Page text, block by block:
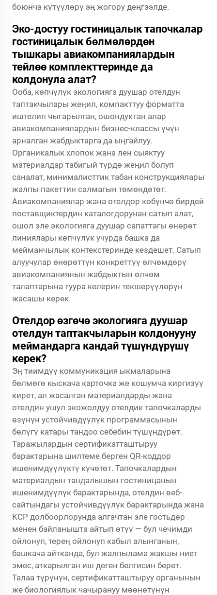
боюнча күтүүлөрү эң жогору деңгээлде.
Эко-достуу гостиницалык тапочкалар
гостиницалык бөлмөлөрдөн
тышкары авиакомпаниялардын
тейлөө комплекттеринде да
колдонула алат?
Ооба, көпчүлүк экологияга дуушар отелдун
таптакчылары жеңил, компакттуу форматта
иштелип чыгарылган, ошондуктан алар
авиакомпаниялардын бизнес-классы үчүн
арналган жабдыктарга да ыңгайлуу.
Органикалык хлопок жана лен сыяктуу
материалдар табигый түрдө жеңил болуп
саналат, минималисттик табан конструкциялары
жалпы пакеттин салмагын төмөндөтөт.
Авиакомпаниялар жана отелдор көбүнчө бирдей
поставщиктердин каталогдорунан сатып алат,
ошол эле экологияга дуушар сапаттагы өнөрөт
линиялары көпчүлүк учурда башка да
мейманчылык контекстеринде кездешет. Сатып
алуучулар өнөрөттүн конкреттүү өлчөмдөрү
авиакомпаниянын жабдыктын өлчөм
талаптарына туура келерин текшерүүлөрүн
жасашы керек.
Отелдор өзгөчө экологияга дуушар
отелдун таптакчыларын колдонууну
меймандарга кандай түшүндүрүшү
керек?
Эң тиимдүү коммуникация ыкмаларына
бөлмөгө кыскача карточка же кошумча киргизүү
кирет, ал жасалган материалдарды жана
отелдин ушул экожолдуу отелдик тапочкаларды
өзүнүн устойчивдүүлүк программасынын
бөлүгү катары тандоо себебин түшүндүрөт.
Таражылардын сертификатташтыруу
барактарына шилтеме берген QR-коддор
ишенимдүүлүктү күчөтөт. Тапочкалардын
материалдын тандалышын гостиницанын
ишенимдүүлүк барактарында, отелдин веб-
сайтындагы устойчивдүүлүк барактарында жана
КСР долбоорлорунда алгачтан эле гостьдөр
менен байланышта айтып өтүү — бул чечимди
ойлонуп, терең ойлонуп кабыл алынганын,
башкача айтканда, бул жалпылама жакшы ниет
эмес, аткарылган иш деген белгисин берет.
Талаа түрүнүн, сертификатташтыруу органынын
же биологиялык чачырануу мөөнөтүнүн